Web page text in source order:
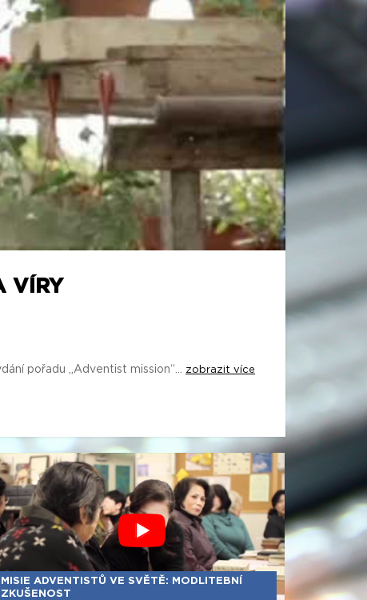
VÍRY
pořadu „Adventist mission“... zobrazit více
MISIE ADVENTISTŮ VE SVĚTĚ: MODLITEBNÍ
ZKUŠENOST